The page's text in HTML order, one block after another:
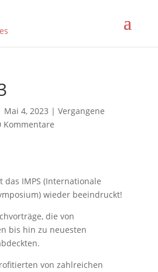
Mai 4, 2023 | Vergangene
Kommentare
das IMPS (Internationale
wieder beeindruckt!
die von
bis hin zu neuesten
von zahlreichen